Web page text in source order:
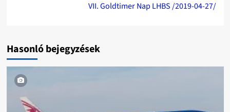
VII. Goldtimer Nap LHBS /2019-04-27/
Hasonló bejegyzések